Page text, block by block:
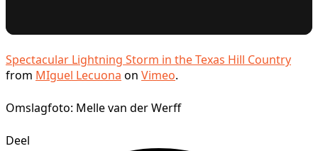
Spectacular Lightning Storm in the Texas Hill Country
from MIguel Lecuona on Vimeo.
Omslagfoto: Melle van der Werff
Deel